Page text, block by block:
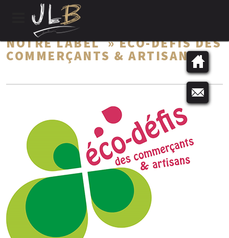
NOTRE LABEL » ÉCO-DÉFIS DES
COMMERÇANTS & ARTISANS «